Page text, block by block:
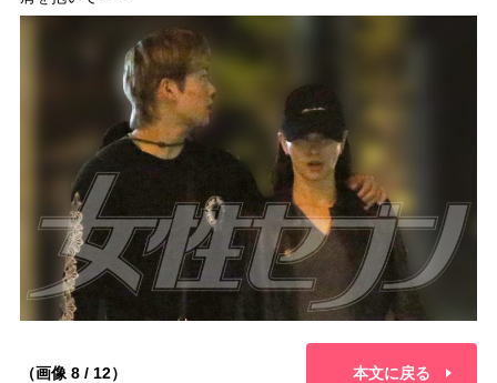
（画像 8 / 12） 本文に戻る